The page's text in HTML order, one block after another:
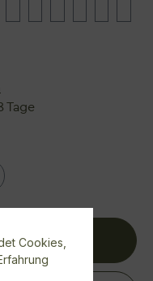
Tage
gewünschten
WARENKORB
Cookies,